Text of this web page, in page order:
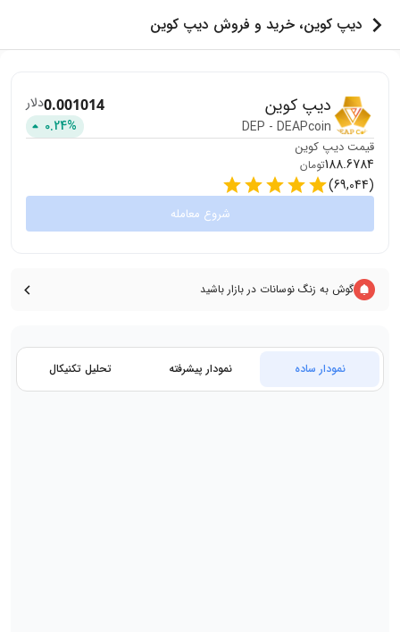
دیپ کوین، خرید و فروش دیپ کوین
دیپ کوین
DEP - DEAPcoin
0.001014دلار
0.24%
قیمت دیپ کوین
188.6784تومان
(
69,044
)
شروع معامله
گوش به زنگ نوسانات در بازار باشید
نمودار ساده نمودار پیشرفته تحلیل تکنیکال